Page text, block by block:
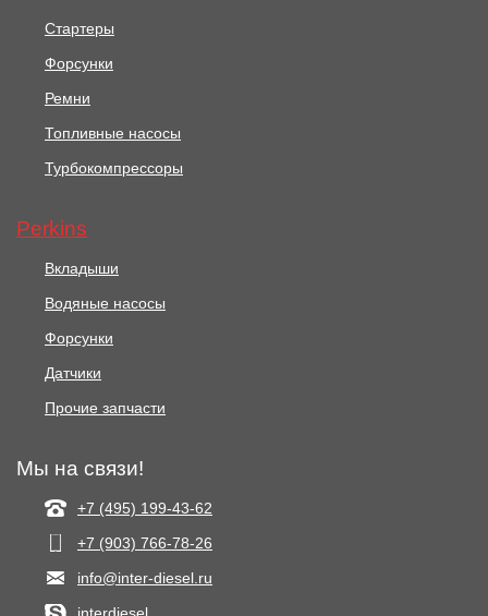
Стартеры
Форсунки
Ремни
Топливные насосы
Турбокомпрессоры
Perkins
Вкладыши
Водяные насосы
Форсунки
Датчики
Прочие запчасти
Мы на связи!
+7 (495) 199-43-62
+7 (903) 766‑78-26
info@inter-diesel.ru
interdiesel